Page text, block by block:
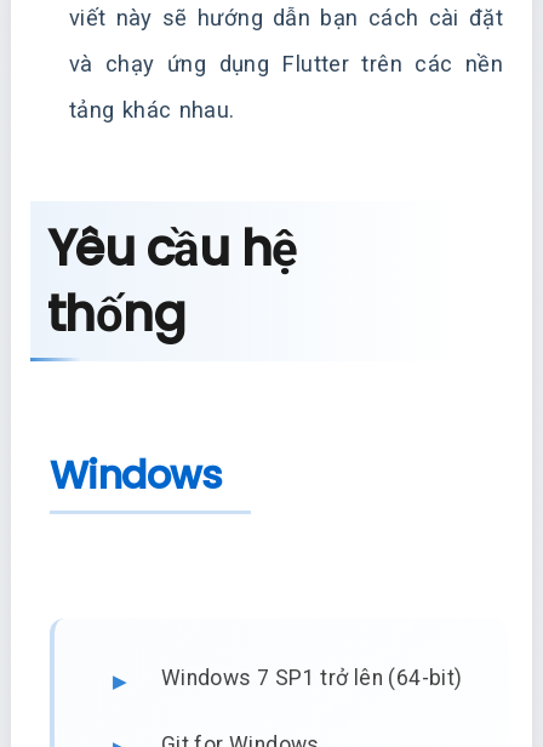
viết này sẽ hướng dẫn bạn cách cài đặt
và chạy ứng dụng Flutter trên các nền
tảng khác nhau.
Yêu cầu hệ
thống
Windows
Windows 7 SP1 trở lên (64-bit)